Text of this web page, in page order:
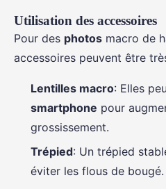
Utilisation des accessoires
Pour des photos macro de
accessoires peuvent être
Lentilles macro: Elles
smartphone pour
grossissement.
Trépied: Un trépied
éviter les flous de bougé.